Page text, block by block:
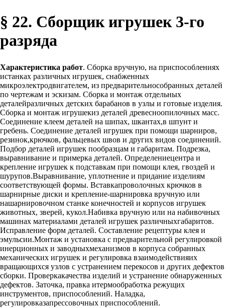
§ 22. Сборщик игрушек 3-го
разряда
Характеристика работ. Сборка вручную, на приспособлениях
истанках различных игрушек, снабженных
микроэлектродвигателем, из предварительнособранных деталей
по чертежам и эскизам. Сборка и монтаж отдельных
деталейразличных детских барабанов в узлы и готовые изделия.
Сборка и монтаж игрушекиз деталей древесноопилочных масс.
Соединение клеем деталей на шипах, шкантах,в шпунт и
гребень. Соединение деталей игрушек при помощи шарниров,
резинок,крючков, фальцевых швов и других видов соединений.
Подбор деталей игрушек пообразцам и габаритам. Подрезка,
выравнивание и примерка деталей. Определениецентра и
крепление игрушек к подставкам при помощи клея, гвоздей и
шурупов.Выравнивание, уплотнение и придание изделиям
соответствующей формы. Вставкапроволочных крючков в
шарнирные диски и крепление-шарнировка вручную или
нашарнировочном станке конечностей и корпусов игрушек
животных, зверей, кукол.Набивка вручную или на набивочных
машинах материалами деталей игрушек различныхгабаритов.
Исправление форм деталей. Составление рецептуры клея и
эмульсии.Монтаж и установка с предварительной регулировкой
инерционных и заводныхмеханизмов в корпуса собранных
механических игрушек и регулировка взаимодействияих
вращающихся узлов с устранением перекосов и других дефектов
сборки. Проверкакачества изделий и устранение обнаруженных
дефектов. Заточка, правка итермообработка режущих
инструментов, приспособлений. Наладка,
регулировказапрессовочных приспособлений.